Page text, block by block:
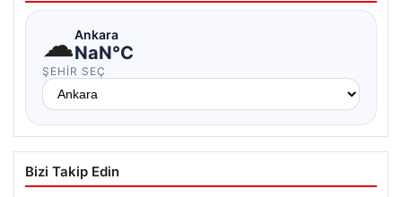
☁Ankara
NaN°C
ŞEHIR SEÇ
Bizi Takip Edin